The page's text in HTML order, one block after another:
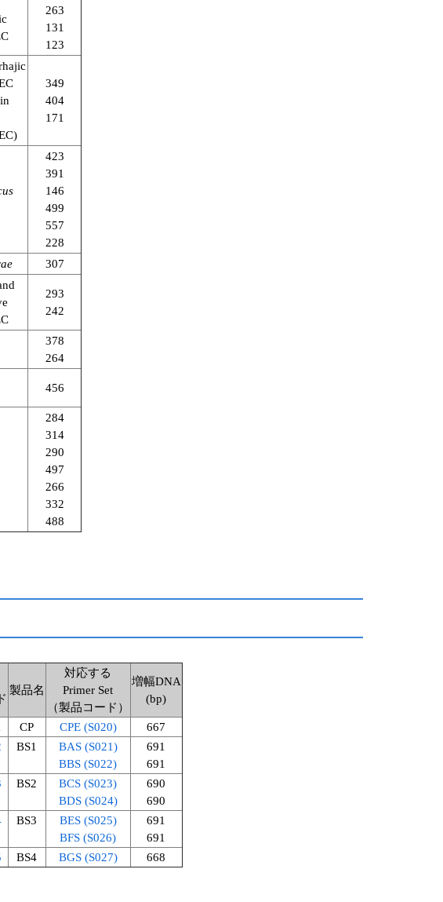
263
131
123
349
404
171
423
391
146
499
557
228
307
293
242
378
264
456
284
314
290
497
266
332
488
製品名
対応する
Primer Set
（製品コード）
増幅DNA
(bp)
CP CPE (S020)
667
BS1
BAS (S021)
BBS (S022)
691
691
BS2
BCS (S023)
BDS (S024)
690
690
BS3
BES (S025)
BFS (S026)
691
691
BS4 BGS (S027) 668